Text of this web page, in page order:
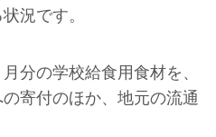
況です。
分の学校給食用食材を、
寄付のほか、地元の流通